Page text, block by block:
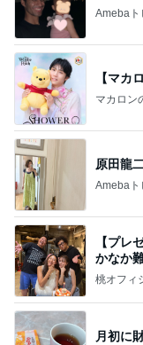
Amebaト
【マカ
マカロ
原田龍
Amebaト
【プレ
かなか
桃オフィ
月初に